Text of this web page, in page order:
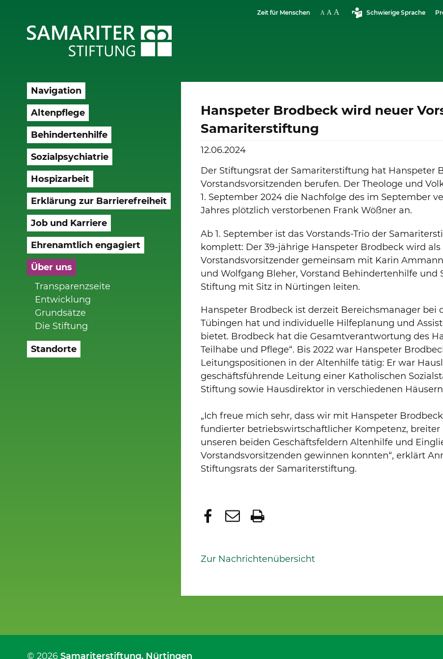
Navigation
Altenpflege
Behindertenhilfe
Sozialpsychiatrie
Hospizarbeit
Erklärung zur Barrierefreiheit
Job und Karriere
Ehrenamtlich engagiert
Über uns
Transparenzseite
Entwicklung
Grundsätze
Die Stiftung
Standorte
Zeit für Menschen Schwierige Sprache
Hanspeter Brodbeck wird neuer
Samariterstiftung
12.06.2024
Der Stiftungsrat der Samariterstiftung hat Hanspeter
Vorstandsvorsitzenden berufen. Der Theologe und
1. September 2024 die Nachfolge des im September
Jahres plötzlich verstorbenen Frank Wößner an.
Ab 1. September ist das Vorstands-Trio der
komplett: Der 39-jährige Hanspeter Brodbeck wird als
Vorstandsvorsitzender gemeinsam mit Karin
und Wolfgang Bleher, Vorstand Behindertenhilfe und
Stiftung mit Sitz in Nürtingen leiten.
Hanspeter Brodbeck ist derzeit Bereichsmanager bei
Tübingen hat und individuelle Hilfeplanung und
bietet. Brodbeck hat die Gesamtverantwortung des
Teilhabe und Pflege“. Bis 2022 war Hanspeter
Leitungspositionen in der Altenhilfe tätig: Er war
geschäftsführende Leitung einer Katholischen
Stiftung sowie Hausdirektor in verschiedenen
„Ich freue mich sehr, dass wir mit Hanspeter
fundierter betriebswirtschaftlicher Kompetenz,
unseren beiden Geschäftsfeldern Altenhilfe und
Vorstandsvorsitzenden gewinnen konnten“, erklärt
Stiftungsrats der Samariterstiftung.
Zur Nachrichtenübersicht
© 2026 Samariterstiftung, Nürtingen